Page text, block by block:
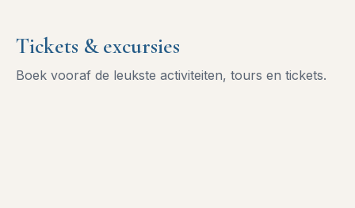
Tickets & excursies
Boek vooraf de leukste activiteiten, tours en tickets.